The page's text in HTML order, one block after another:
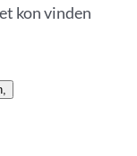
kon vinden